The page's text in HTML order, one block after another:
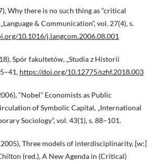
Why there is no such thing as “critical
& Communication”, vol. 27(4), s.
10.1016/j.langcom.2006.08.001
Spór fakultetów, „Studia z Historii
https://doi.org/10.12775/szhf.2018.003
“Nobel” Economists as Public
of Symbolic Capital, „International
Sociology”, vol. 43(1), s. 88–101.
Three models of interdisciplinarity, [w:]
(red.), A New Agenda in (Critical)